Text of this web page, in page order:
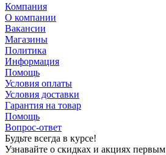
Компания
О компании
Вакансии
Магазины
Политика
Информация
Помощь
Условия оплаты
Условия доставки
Гарантия на товар
Помощь
Вопрос-ответ
Будьте всегда в курсе!
Узнавайте о скидках и акциях первым